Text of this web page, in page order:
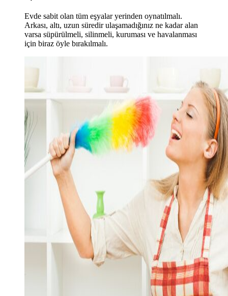
Evde sabit olan tüm eşyalar yerinden oynatılmalı.
Arkası, altı, uzun süredir ulaşamadığınız ne kadar alan
varsa süpürülmeli, silinmeli, kuruması ve havalanması
için biraz öyle bırakılmalı.